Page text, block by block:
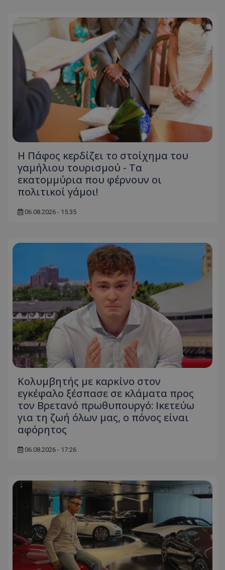
Η Πάφος κερδίζει το στοίχημα του
γαμήλιου τουρισμού - Τα
εκατομμύρια που φέρνουν οι
πολιτικοί γάμοι!
06.08.2026 - 15:35
Κολυμβητής με καρκίνο στον
εγκέφαλο ξέσπασε σε κλάματα προς
τον Βρετανό πρωθυπουργό: Ικετεύω
για τη ζωή όλων μας, ο πόνος είναι
αφόρητος
06.08.2026 - 17:26